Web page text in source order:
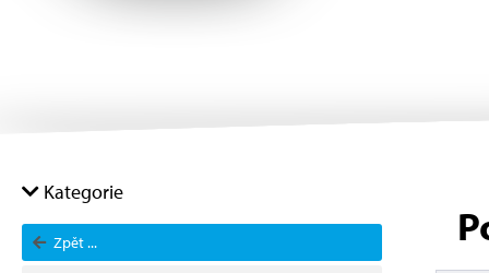
Kategorie
Zpět ...